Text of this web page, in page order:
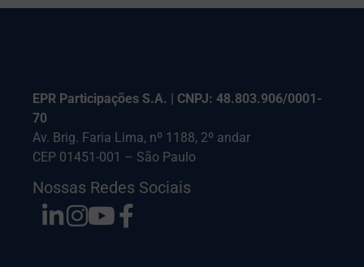
EPR Participações S.A. | CNPJ: 48.803.906/0001-
70
Av. Brig. Faria Lima, nº 1188, 2º andar
CEP 01451-001 – São Paulo
Nossas Redes Sociais